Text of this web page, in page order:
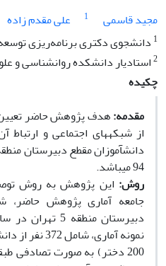
مجید قاسمی
1 علی مقدم زاده
1 دانشجوی دکتری برنامه‌ریزی
2استادیار دانشکده روانشناسی و
چکیده
مقدمه:هدف پژوهش حاضر تعیین
از شبکه­های اجتماعی و
94 می­باشد.
روش: این پژوهش به روش
جامعه آماری پژوهش حاضر،
200 دختر) به صورت تصادفی